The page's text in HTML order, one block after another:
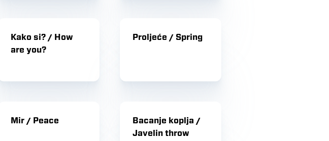
Kako si? / How
are you?
Proljeće / Spring
Mir / Peace
Bacanje koplja /
Javelin throw